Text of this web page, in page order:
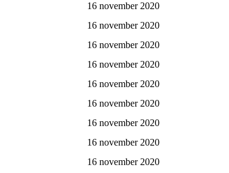
16 november 2020
16 november 2020
16 november 2020
16 november 2020
16 november 2020
16 november 2020
16 november 2020
16 november 2020
16 november 2020